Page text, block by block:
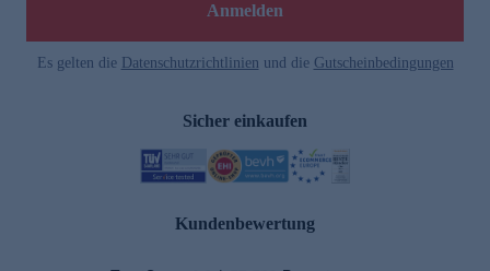
Anmelden
Es gelten die Datenschutzrichtlinien und die Gutscheinbedingungen
Sicher einkaufen
Kundenbewertung